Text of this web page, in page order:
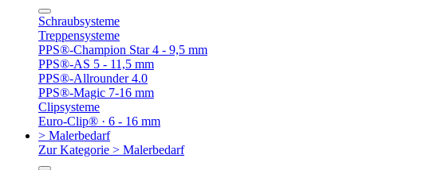
Schraubsysteme
Treppensysteme
PPS®-Champion Star 4 - 9,5 mm
PPS®-AS 5 - 11,5 mm
PPS®-Allrounder 4.0
PPS®-Magic 7-16 mm
Clipsysteme
Euro-Clip® · 6 - 16 mm
> Malerbedarf
Zur Kategorie > Malerbedarf